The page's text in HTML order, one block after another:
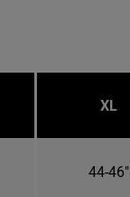
XL
44-46"